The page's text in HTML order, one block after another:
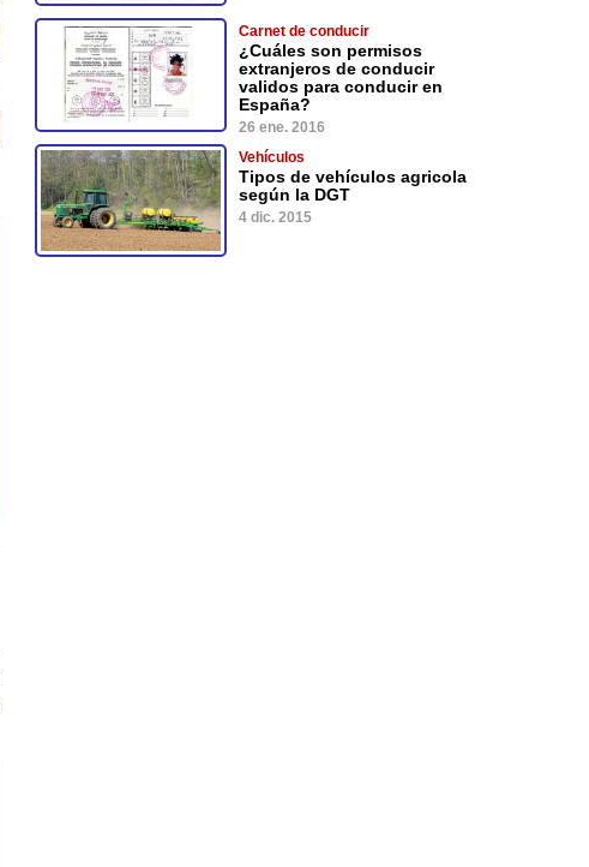
Carnet de conducir
¿Cuáles son permisos
extranjeros de conducir
validos para conducir en
España?
26 ene. 2016
Vehículos
Tipos de vehículos agricola
según la DGT
4 dic. 2015